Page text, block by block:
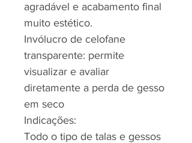
agradável e acabamento final
muito estético.
Invólucro de celofane
transparente: permite
visualizar e avaliar
diretamente a perda de gesso
em seco
Indicações:
Todo o tipo de talas e gessos